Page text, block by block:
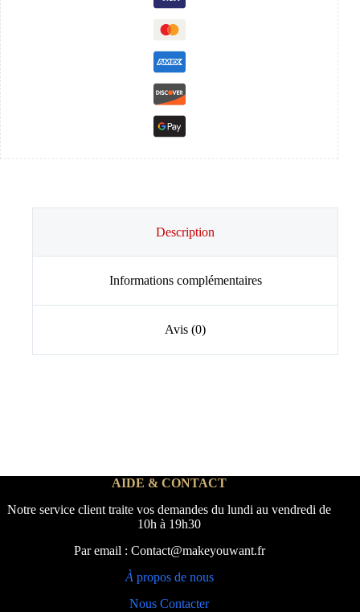
Description
Informations complémentaires
Avis (0)
AIDE & CONTACT
Notre service client traite vos demandes du lundi au vendredi de
10h à 19h30
Par email : Contact@makeyouwant.fr
À propos de nous
Nous Contacter